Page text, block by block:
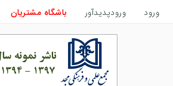
ورود ورودپدیدآور باشگاه مشتریان